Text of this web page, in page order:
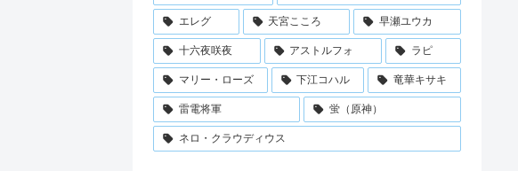
エレグ 天宮こころ 早瀬ユウカ
十六夜咲夜 アストルフォ ラピ
マリー・ローズ 下江コハル 竜華キサキ
雷電将軍 蛍（原神）
ネロ・クラウディウス